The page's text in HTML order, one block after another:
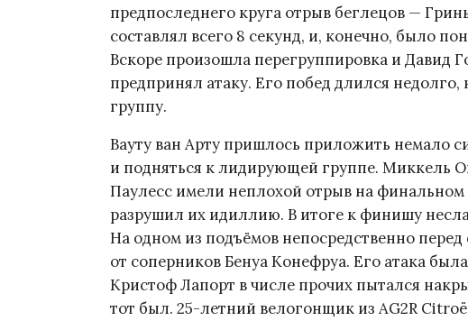
предпоследнего круга отрыв беглецов —
составлял всего 8 секунд, и, конечно, было
Вскоре произошла перегруппировка и Давид
предпринял атаку. Его побед длился недолго,
группу.
Вауту ван Арту пришлось приложить немало
и подняться к лидирующей группе. Миккель
Паулесс имели неплохой отрыв на финальном
разрушил их идиллию. В итоге к финишу
На одном из подъёмов непосредственно
от соперников Бенуа Конефруа. Его атака
Кристоф Лапорт в числе прочих пытался
тот был. 25-летний велогонщик из AG2R